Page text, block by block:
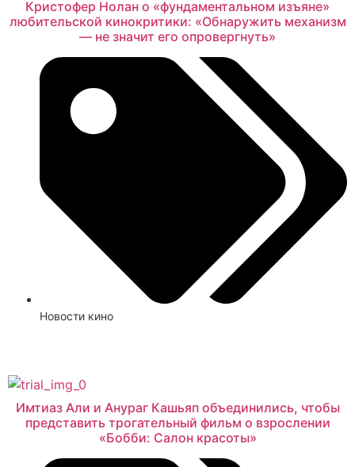
Кристофер Нолан о «фундаментальном изъяне»
любительской кинокритики: «Обнаружить механизм
— не значит его опровергнуть»
Новости кино
Имтиаз Али и Анураг Кашьяп объединились, чтобы
представить трогательный фильм о взрослении
«Бобби: Салон красоты»